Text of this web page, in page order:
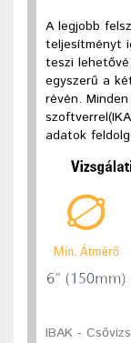
A legjobb
teljesítményt
teszi
egyszerű a
révén.
adatok
IBAK -